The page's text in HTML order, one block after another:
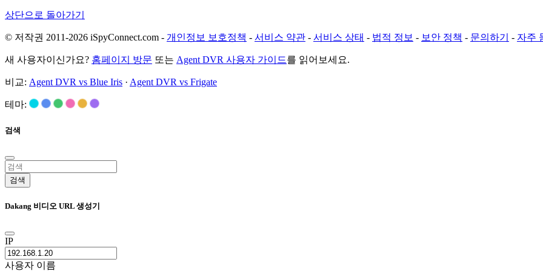
상단으로 돌아가기
© 저작권 2011-2026 iSpyConnect.com - 개인정보 보호정책 - 서비스 약관 - 서비스 상태 - 법적 정보 - 보안 정책 - 문의하기 - 자주
새 사용자이신가요? 홈페이지 방문 또는 Agent DVR 사용자 가이드를 읽어보세요.
비교: Agent DVR vs Blue Iris · Agent DVR vs Frigate
테마:
검색
검색
Dakang 비디오 URL 생성기
IP
사용자 이름